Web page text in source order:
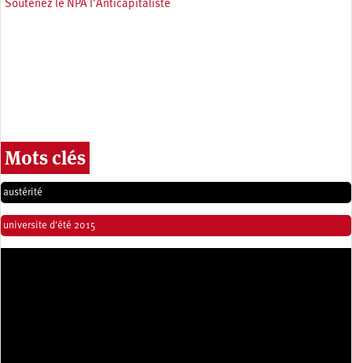
Soutenez le NPA l'Anticapitaliste
Mots clés
austérité
universite d'été 2015